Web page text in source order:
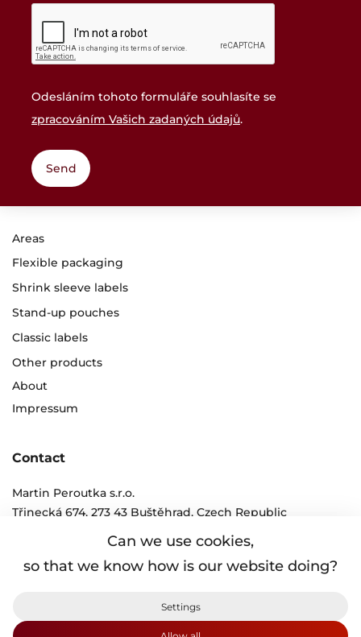
Can we use cookies,
so that we know how is our website doing?
Settings
Odesláním tohoto formuláře souhlasíte se
zpracováním Vašich zadaných údajů.
Areas
Flexible packaging
Shrink sleeve labels
Stand-up pouches
Classic labels
Other products
About
Impressum
Contact
Martin Peroutka s.r.o.
Třinecká 674, 273 43 Buštěhrad, Czech Republic
info@peroutka.cz